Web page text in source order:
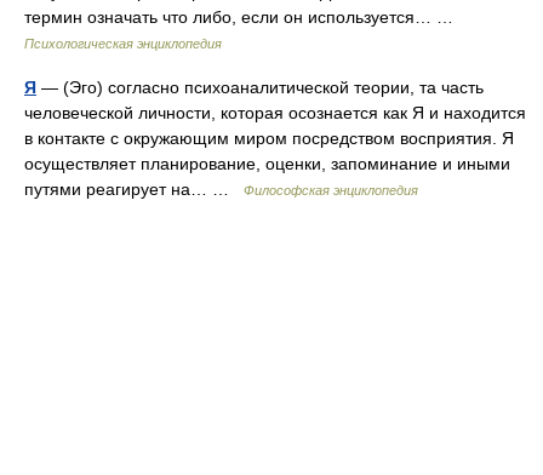
термин означать что либо, если он используется… …
Психологическая энциклопедия
Я — (Эго) согласно психоаналитической теории, та часть
человеческой личности, которая осознается как Я и находится
в контакте с окружающим миром посредством восприятия. Я
осуществляет планирование, оценки, запоминание и иными
путями реагирует на… …
Философская энциклопедия